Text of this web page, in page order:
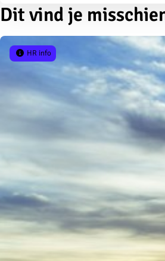
Dit vind je
HR info